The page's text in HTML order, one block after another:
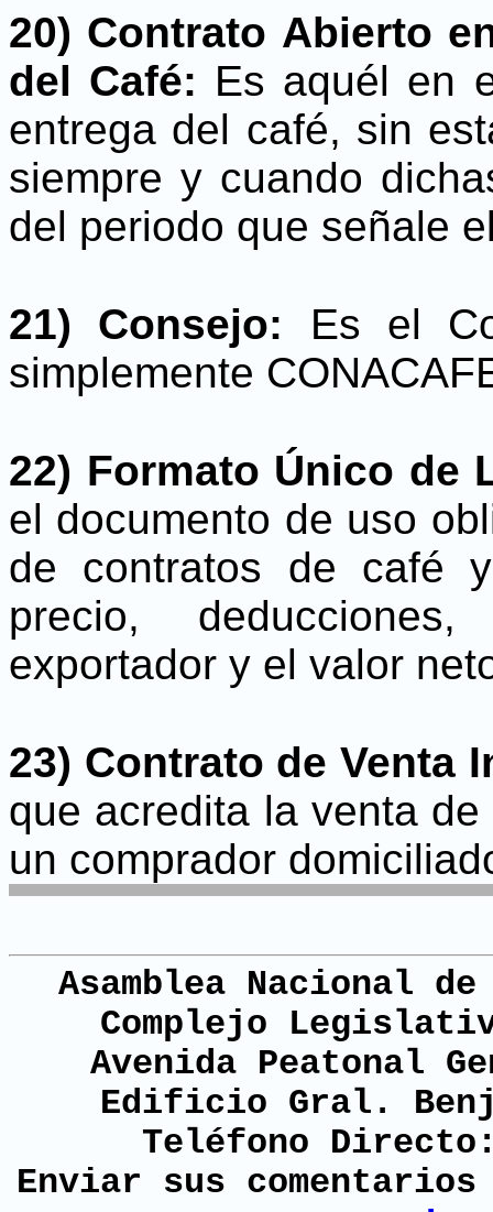
20) Contrato Abierto
del Café: Es aquél en
entrega del café, sin
siempre y cuando
del periodo que señale
21) Consejo: Es el
simplemente
22) Formato Único de
el documento de uso
de contratos de café
precio,
exportador y el valor
23) Contrato de Venta
que acredita la venta
un comprador
Asamblea Nacional
Complejo
Avenida Peatonal
Edificio Gral.
Teléfono
Enviar sus